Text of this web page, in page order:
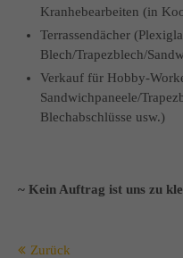
Kranhebearbeiten (in
Terrassendächer
Blech/Trapezblech/
Verkauf für Hobby-
Sandwichpaneele/
Blechabschlüsse usw.)
~ Kein Auftrag ist uns zu
Zurück